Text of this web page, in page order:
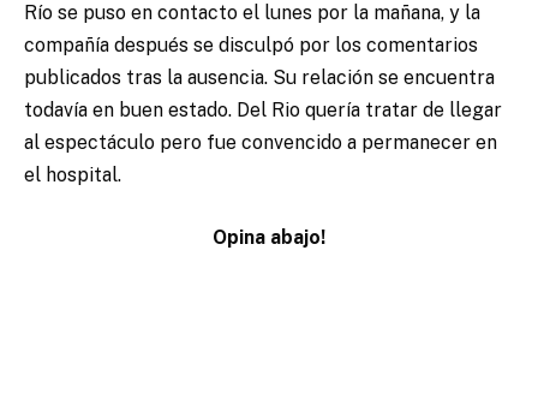
Río se puso en contacto el lunes por la mañana, y la
compañía después se disculpó por los comentarios
publicados tras la ausencia. Su relación se encuentra
todavía en buen estado. Del Rio quería tratar de llegar
al espectáculo pero fue convencido a permanecer en
el hospital.
Opina abajo!